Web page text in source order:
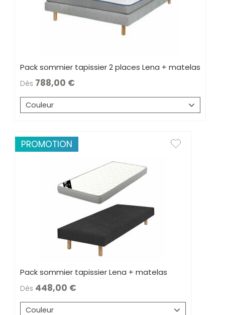
Pack sommier tapissier 2 places Lena + matelas
Dès 788,00
Couleur
PROMOTION
Pack sommier tapissier Lena + matelas
Dès 448,00
Couleur